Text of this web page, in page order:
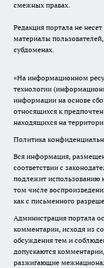
смежных правах.
Редакция портала не
материалы
субдоменах.
«На информационном
технологии
информации на основе
относящихся к
находящихся на
Политика
Вся информация,
соответствии с
подлежит использованию
том числе
как с письменного
Администрация портала
комментарии, исходя из
обсуждения тем и
допускаются
разжигающие